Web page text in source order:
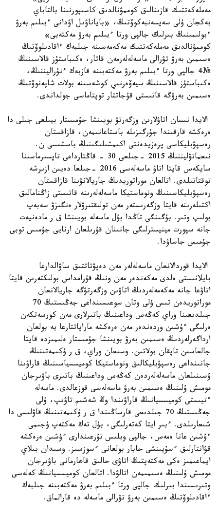
مەملەكەتتىك قازىنالىق كوممۋنالدىق كاسىپورنىنا بالتاباي
بەكجان ۇلى سەيسەنبەكوۆتىڭ، «باياناۋىل اۋدانى ءبىلىم بەرۋ
ءبولىمىنىڭ بىرلىك جالپى ورتا ءبىلىم بەرۋ مەكتەبى»
كوممۋنالدىق مەملەكەتتىك مەكەمەسىنە جىلبەك ءاقادىلوۆتىڭ
ەسىمىن بەرۋ تۋرالى ماسەلەلەرمەن قاتار، ەكىباستۇز قالاسىنىڭ
№4 جالپى ورتا ءبىلىم بەرۋ مەكتەبىنە قازبەك ءنۇراليننىڭ،
ەكىباستۇز قالاسىنىڭ سيەۆەرنىي كوشەسىنە بولات شاپەنوۆتىڭ
ەسىمىن بەرۋگە قاتىستى قۇجاتتار توپتاماسى جولداندى.
الايدا نىسان اتاۋلارىن وزگەرتۋ بويىنشا جۇمىستار بيىلعى جىلى دا
ەرەكشە قارقىندا جۇرگىزىلە باستاعانىمەن، قازاقستان
رەسپۋبليكاسى پرەزيدەنتى اكىمشىلىگىنىڭ باسشىسى ن.
نىعماتۋليننىڭ 2015 -جىلعى 30 - قاڭتارداعى تاپسىرماسىنا
سايكەس قايتا اتاۋ ماسەلەسى 2016 -جىلعا دەيىن ازىرشە
توقتاتىلدى. اتالعان موراتوريدىڭ جاريالانۋىنا قازاقستان
رەسپۋبليكاسىنىڭ ونوماستيكا ماسەلەلەرىنە قاتىستى زاڭنامالىق
اكتىلەرىنە قايتا وزگەرىستەر مەن تولىقتىرۋلار ەنگىزۋ سەبەپ
بولىپ وتىر. بۇگىنگى تاڭدا بۇل ماسەلە بويىنشا ق ر مادەنيەت
جانە سپورت مينيسترلىگى جانىنان قۇرىلعان ارنايى جۇمىس توبى
جۇمىس جاساۋدا.
الايدا قوردالانعان ماسەلەلەر مەن دەپۋتاتتىق ساۋالدارعا
بايلانىستى ەلدى مەكەندەر مەن ونىڭ قۇرامداس بولىكتەرىن قايتا
اتاۋعا جانە مەكەمەلەردىڭ اتاۋىن وزگەرتۋگە جاريالانعان
موراتوريدەن تىس ۇلى وتان سوعىسىنداعى جەڭىستىڭ 70
جىلدىعىنا وراي كەڭەس وداعىنىڭ باتىرلارى مەن كورسەتكەن
ەرلىگى ءۇشىن وردەندەر مەن ەرەكشە ماراپاتتارعا يە بولعان
ارداگەرلەردىڭ ەسىمىن بەرۋ بويىنشا جۇمىستار ەلىمىزدە قايتا
جالعاسىن تاپقان بولاتىن. وسىعان وراي، ق ر ۇكىمەتىنىڭ
جانىنداعى رەسپۋبليكالىق ونوماستيكا كوميسسياسىنىڭ قاراۋىنا
ۇسىنىلعان ماسەلەلەردەن كەڭەس وداعىنىڭ باتىرى باۋىرجان
مومىش ۇلىنىڭ ەسىمىن بەرۋ ماسەلەسى قوزعالدى. ماسەلە
ءتيىستى كوميسسيانىڭ قاراۋىندا وڭ شەشىم تاۋىپ، ۇلى
جەڭىستىڭ 70 جىلدىعى قارساڭىندا ق ر ۇكىمەتىنىڭ قاۋلىسى دا
شىعارىلدى. ءبىر ايتا كەتەرلىگى، بۇل تەك مەكتەپ ۇجىمى
ءۇشىن عانا ەمەس، جالپى وبلىس تۇرعىندارى ءۇشىن ەرەكشە
قۋانتارلىق ءسۇيىنشى حابار بولعانى ءسوزسىز. وسىدان بىلاي
ايماعىمىز ەكى مەكتەپتىڭ اتاۋى حالىق قاھارمانى باۋىرجان
مومىش ۇلىنىڭ ەسىمىمەن اتالۋدا. اتالعان كوميسسيانىڭ كەلەسى
وتىرىسىندا بىرلىك جالپى ورتا ءبىلىم بەرۋ مەكتەبىنە جىلبەك
ءاقادىلوۆتىڭ ەسىمىن بەرۋ تۋرالى ماسەلە دە قارالماق.